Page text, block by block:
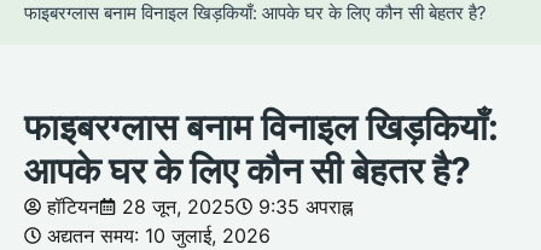
फाइबरग्लास बनाम विनाइल खिड़कियाँ: आपके घर के लिए कौन सी बेहतर है?
फाइबरग्लास बनाम विनाइल खिड़कियाँ:
आपके घर के लिए कौन सी बेहतर है?
हॉटियन 28 जून, 2025
9:35 अपराह्न
अद्यतन समय: 10 जुलाई, 2026